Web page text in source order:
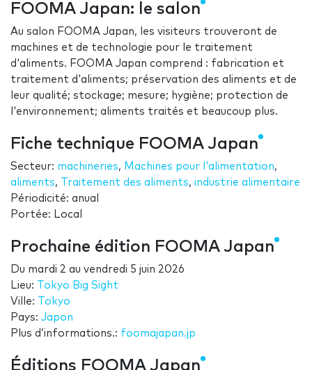
FOOMA Japan: le salon
Au salon FOOMA Japan, les visiteurs trouveront de
machines et de technologie pour le traitement
d'aliments. FOOMA Japan comprend : fabrication et
traitement d'aliments; préservation des aliments et de
leur qualité; stockage; mesure; hygiène; protection de
l'environnement; aliments traités et beaucoup plus.
Fiche technique FOOMA Japan
Secteur: machineries, Machines pour l'alimentation,
aliments, Traitement des aliments, industrie alimentaire
Périodicité: anual
Portée: Local
Prochaine édition FOOMA Japan
Du mardi 2 au vendredi 5 juin 2026
Lieu:
Tokyo Big Sight
Ville:
Tokyo
Pays: Japon
Plus d’informations.: foomajapan.jp
Éditions FOOMA Japan